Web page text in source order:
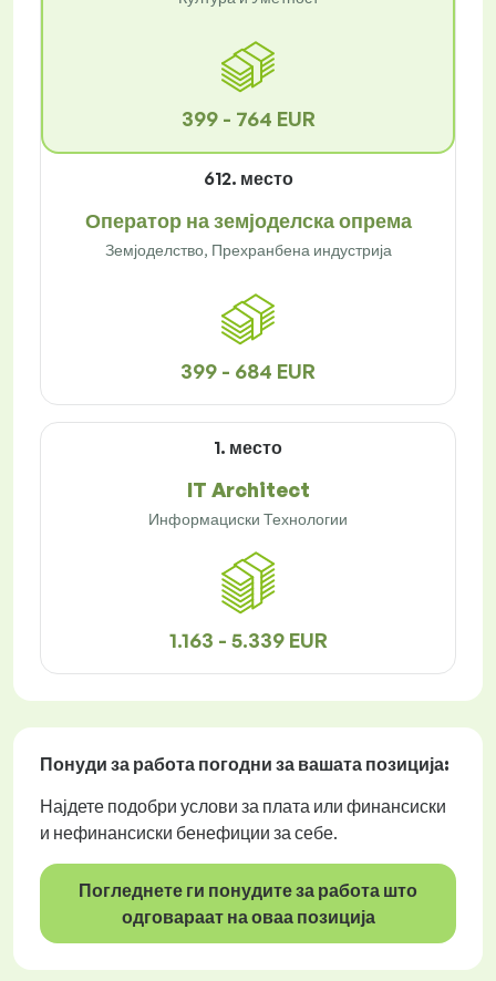
399 - 764 EUR
612. место
Оператор на земјоделска опрема
Земјоделство, Прехранбена индустрија
399 - 684 EUR
1. место
IT Architect
Информациски Технологии
1.163 - 5.339 EUR
Понуди за работа погодни за вашата позиција:
Најдете подобри услови за плата или финансиски
и нефинансиски бенефиции за себе.
Погледнете ги понудите за работа што
одговараат на оваа позиција